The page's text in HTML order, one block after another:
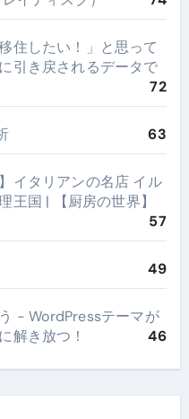
住したい！」と思って
引き戻されるデータで
72
63
イタリアンの名店 イル
王国 | 【厨房の世界】
57
49
- WordPressテーマが
解き放つ！
46